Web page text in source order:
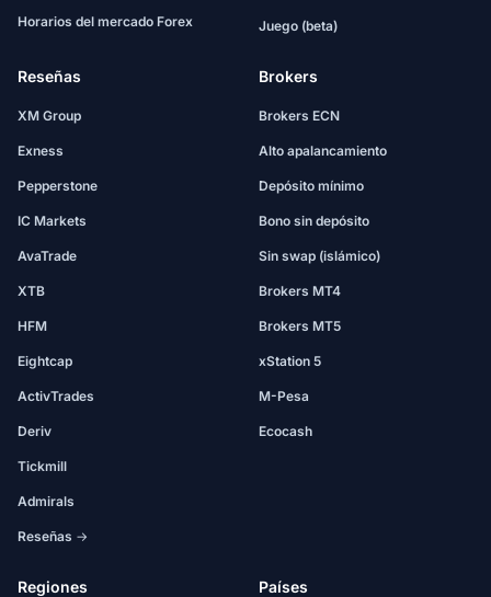
Horarios del mercado Forex Juego (beta)
Reseñas
XM Group
Exness
Pepperstone
IC Markets
AvaTrade
XTB
HFM
Eightcap
ActivTrades
Deriv
Tickmill
Admirals
Reseñas →
Brokers
Brokers ECN
Alto apalancamiento
Depósito mínimo
Bono sin depósito
Sin swap (islámico)
Brokers MT4
Brokers MT5
xStation 5
M-Pesa
Ecocash
Regiones Países